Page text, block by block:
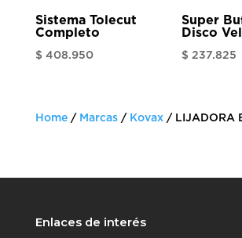
Sistema Tolecut
Completo
$ 408.950
Super
Disco
$ 237.825
Home/ Marcas/ Kovax/ LIJADORA
Enlaces de interés